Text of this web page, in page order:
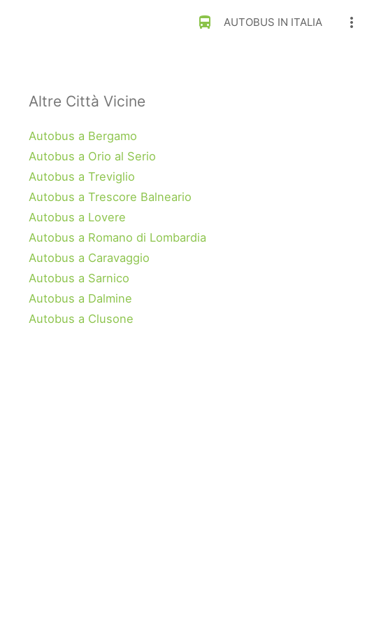
directions_bus AUTOBUS IN ITALIA more_vert
Altre Città Vicine
Autobus a Bergamo
Autobus a Orio al Serio
Autobus a Treviglio
Autobus a Trescore Balneario
Autobus a Lovere
Autobus a Romano di Lombardia
Autobus a Caravaggio
Autobus a Sarnico
Autobus a Dalmine
Autobus a Clusone